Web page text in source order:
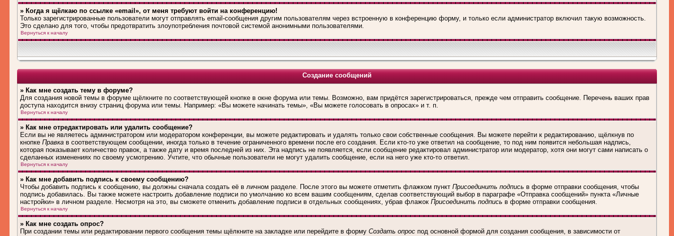
» Когда я щёлкаю по ссылке «email», от меня требуют войти на конференцию!
Только зарегистрированные пользователи могут отправлять email-сообщения другим пользователям через встроенную в конференцию форму, и только если администратор включил такую возможность.
Это сделано для того, чтобы предотвратить злоупотребления почтовой системой анонимными пользователями.
Вернуться к началу
Создание сообщений
» Как мне создать тему в форуме?
Для создания новой темы в форуме щёлкните по соответствующей кнопке в окне форума или темы. Возможно, вам придётся зарегистрироваться, прежде чем отправить сообщение. Перечень ваших прав
доступа находится внизу страниц форума или темы. Например: «Вы можете начинать темы», «Вы можете голосовать в опросах» и т. п.
Вернуться к началу
» Как мне отредактировать или удалить сообщение?
Если вы не являетесь администратором или модератором конференции, вы можете редактировать и удалять только свои собственные сообщения. Вы можете перейти к редактированию, щёлкнув по
кнопке Правка в соответствующем сообщении, иногда только в течение ограниченного времени после его создания. Если кто-то уже ответил на сообщение, то под ним появится небольшая надпись,
которая показывает количество правок, а также дату и время последней из них. Эта надпись не появляется, если сообщение редактировал администратор или модератор, хотя они могут сами написать о
сделанных изменениях по своему усмотрению. Учтите, что обычные пользователи не могут удалить сообщение, если на него уже кто-то ответил.
Вернуться к началу
» Как мне добавить подпись к своему сообщению?
Чтобы добавить подпись к сообщению, вы должны сначала создать её в личном разделе. После этого вы можете отметить флажком пункт Присоединить подпись в форме отправки сообщения, чтобы
подпись добавилась. Вы также можете настроить добавление подписи по умолчанию ко всем вашим сообщениям, сделав соответствующий выбор в параграфе «Отправка сообщений» пункта «Личные
настройки» в личном разделе. Несмотря на это, вы сможете отменить добавление подписи в отдельных сообщениях, убрав флажок Присоединить подпись в форме отправки сообщения.
Вернуться к началу
» Как мне создать опрос?
При создании темы или редактировании первого сообщения темы щёлкните на закладке или перейдите в форму Создать опрос под основной формой для создания сообщения, в зависимости от